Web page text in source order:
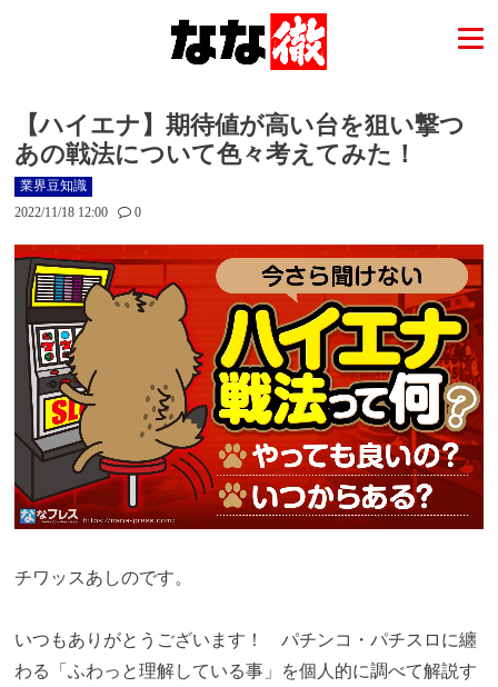
【ハイエナ】期待値が高い台を狙い撃つ
あの戦法について色々考えてみた！
業界豆知識
2022/11/18 12:00
0
チワッスあしのです。
いつもありがとうございます！ パチンコ・パチスロに纏
わる「ふわっと理解している事」を個人的に調べて解説す